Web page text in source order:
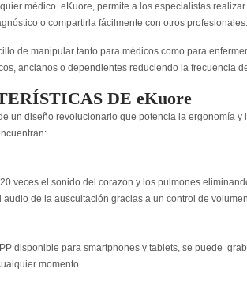
médico. eKuore, permite a los especialistas
o compartirla fácilmente con otros profesionales.
de manipular tanto para médicos como para
ancianos o dependientes reduciendo la frecuencia
DE eKuore
un diseño revolucionario que potencia la ergonomía
veces el sonido del corazón y los pulmones
de la auscultación gracias a un control de
disponible para smartphones y tablets, se puede
momento.